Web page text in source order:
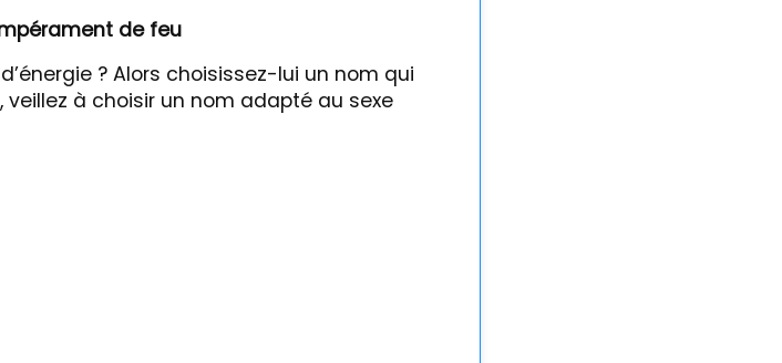
de feu
? Alors choisissez-lui un nom qui
à choisir un nom adapté au sexe